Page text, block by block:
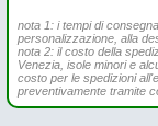
nota 1: i tempi di
personalizzazione, alla
nota 2: il costo della
Venezia, isole minori e
costo per le spedizioni
preventivamente tramite